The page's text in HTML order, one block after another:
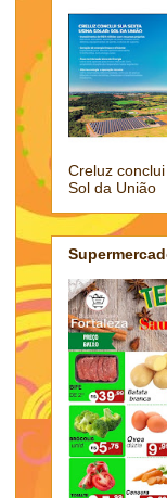
Creluz
Sol da União